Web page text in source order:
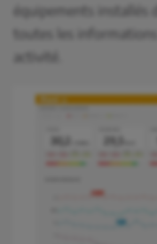
équipements installés
toutes les
activité.